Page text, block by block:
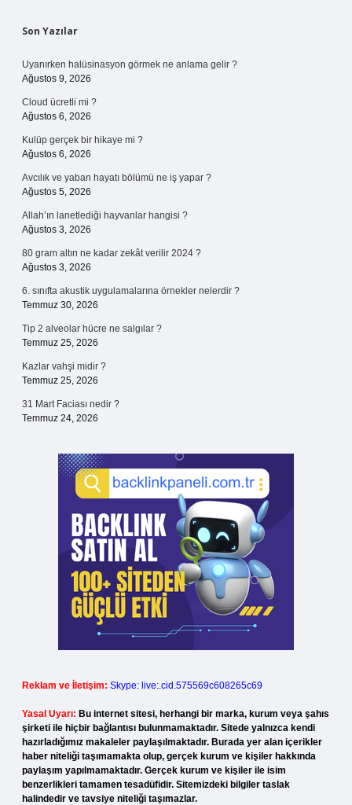
Sidebar
Son Yazılar
Uyanırken halüsinasyon görmek ne anlama gelir ?
Ağustos 9, 2026
Cloud ücretli mi ?
Ağustos 6, 2026
Kulüp gerçek bir hikaye mi ?
Ağustos 6, 2026
Avcılık ve yaban hayatı bölümü ne iş yapar ?
Ağustos 5, 2026
Allah’ın lanetlediği hayvanlar hangisi ?
Ağustos 3, 2026
80 gram altın ne kadar zekât verilir 2024 ?
Ağustos 3, 2026
6. sınıfta akustik uygulamalarına örnekler nelerdir ?
Temmuz 30, 2026
Tip 2 alveolar hücre ne salgılar ?
Temmuz 25, 2026
Kazlar vahşi midir ?
Temmuz 25, 2026
31 Mart Faciası nedir ?
Temmuz 24, 2026
Reklam ve İletişim: Skype: live:.cid.575569c608265c69
Yasal Uyarı: Bu internet sitesi, herhangi bir marka, kurum veya şahıs
şirketi ile hiçbir bağlantısı bulunmamaktadır. Sitede yalnızca kendi
hazırladığımız makaleler paylaşılmaktadır. Burada yer alan içerikler
haber niteliği taşımamakta olup, gerçek kurum ve kişiler hakkında
paylaşım yapılmamaktadır. Gerçek kurum ve kişiler ile isim
benzerlikleri tamamen tesadüfidir. Sitemizdeki bilgiler taslak
halindedir ve tavsiye niteliği taşımazlar.